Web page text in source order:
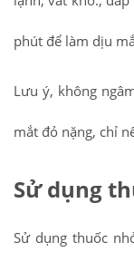
phút để làm dịu
Lưu ý, không
mắt đỏ nặng, chỉ
Sử dụng
Sử dụng thuốc